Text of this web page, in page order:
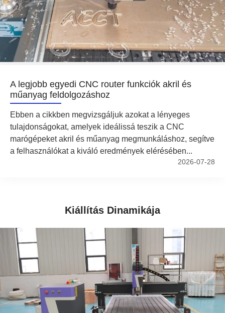
A legjobb egyedi CNC router funkciók akril és
műanyag feldolgozáshoz
Ebben a cikkben megvizsgáljuk azokat a lényeges
tulajdonságokat, amelyek ideálissá teszik a CNC
marógépeket akril és műanyag megmunkáláshoz, segítve
a felhasználókat a kiváló eredmények elérésében...
2026-07-28
Kiállítás Dinamikája